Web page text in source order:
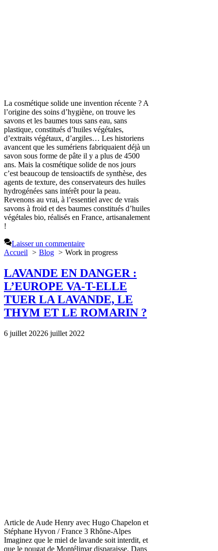
La cosmétique solide une invention récente ? A
l’origine des soins d’hygiène, on trouve les
savons et les baumes tous sans eau, sans
plastique, constitués d’huiles végétales,
d’extraits végétaux, d’argiles… Les historiens
avancent que les sumériens fabriquaient déjà un
savon sous forme de pâte il y a plus de 4500
ans. Mais la cosmétique solide de nos jours
c’est beaucoup de tensioactifs de synthèse, des
agents de texture, des conservateurs des huiles
hydrogénées sans intérêt pour la peau.
Revenons au vrai, à l’essentiel avec de vrais
savons à froid et des baumes constitués d’huiles
végétales bio, réalisés en France, artisanalement
!
Laisser un commentaire
Accueil
Blog Work in progress
LAVANDE EN DANGER :
L’EUROPE VA-T-ELLE
TUER LA LAVANDE, LE
THYM ET LE ROMARIN ?
6 juillet 20226 juillet 2022
Article de Aude Henry avec Hugo Chapelon et
Stéphane Hyvon / France 3 Rhône-Alpes
Imaginez que le miel de lavande soit interdit, et
que le nougat de Montélimar disparaisse. Dans